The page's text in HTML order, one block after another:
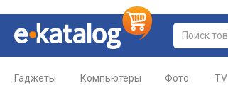
Гаджеты Компьютеры Фото TV